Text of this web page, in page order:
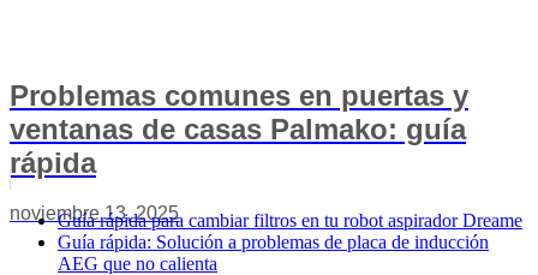
Problemas comunes en puertas y
ventanas de casas Palmako: guía
rápida
noviembre 13, 2025
Guía rápida para cambiar filtros en tu robot aspirador Dreame
Guía rápida: Solución a problemas de placa de inducción
AEG que no calienta